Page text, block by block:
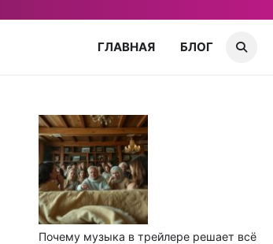
ГЛАВНАЯ БЛОГ
Почему музыка в трейлере решает всё